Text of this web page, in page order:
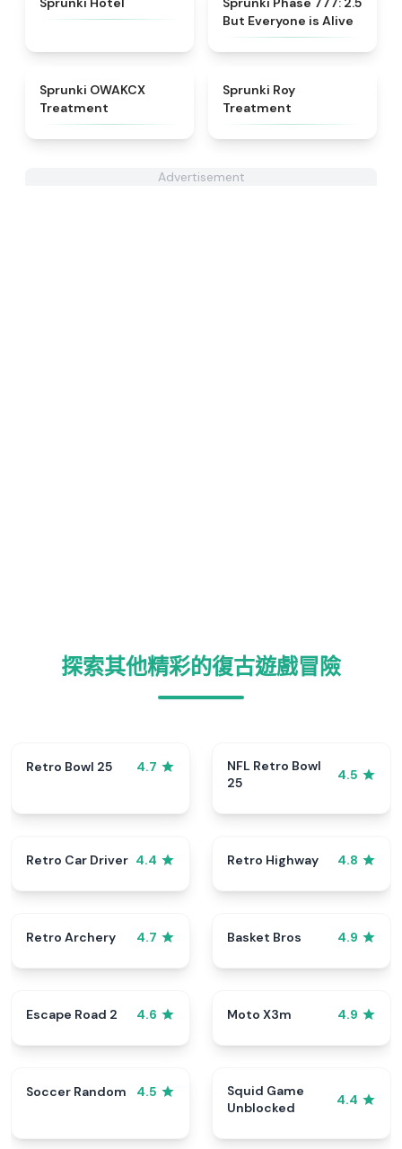
But Everyone is Alive
Sprunki OWAKCX
Treatment
Sprunki Roy
Treatment
Advertisement
探索其他精彩的復古遊戲冒險
Retro Bowl 25 4.7
NFL Retro Bowl
25
4.5
Retro Car Driver 4.4 Retro Highway 4.8
Retro Archery 4.7 Basket Bros 4.9
Escape Road 2 4.6 Moto X3m 4.9
Soccer Random 4.5
Squid Game
Unblocked
4.4